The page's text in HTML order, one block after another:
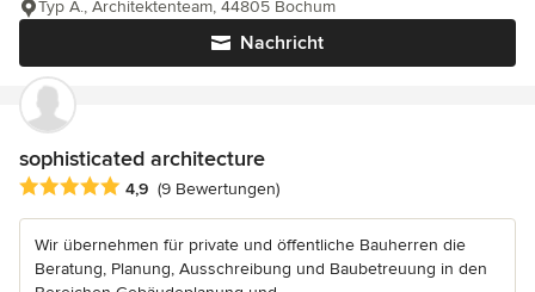
Nachricht
Typ A., Architektenteam, 44805 Bochum
sophisticated architecture
Durchschnittliche Bewertung: 4.9 von 5 Sternen
4,9 (9 Bewertungen)
Wir übernehmen für private und öffentliche Bauherren die
Beratung, Planung, Ausschreibung und Baubetreuung in den